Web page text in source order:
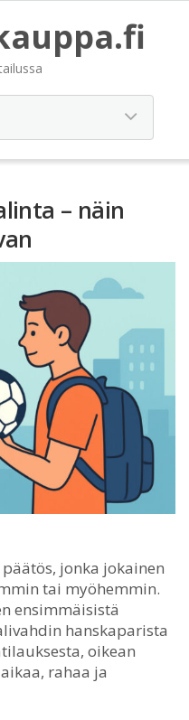
– näin
jonka jokainen
tai myöhemmin.
ensimmäisistä
hanskaparista
oikean
rahaa ja